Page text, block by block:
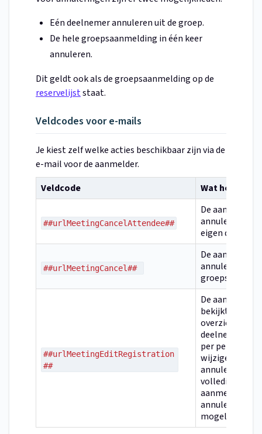
Eén deelnemer annuleren uit de groep.
De hele groepsaanmelding in één keer
annuleren.
Dit geldt ook als de groepsaanmelding op de
reservelijststaat.
Veldcodes voor e-mails
Je kiest zelf welke acties beschikbaar zijn via de
e-mail voor de aanmelder.
Veldcode
Wat het doet
##urlMeetingCancelAttendee##
De aanmelder
annuleert zijn
eigen
##urlMeetingCancel##
De aanmelder
annuleert de
##urlMeetingEditRegistration
##
De aanmelder
bekijkt een
overzicht van
deelnemers en
per persoon
wijzigen of
annuleren.
volledige
aanmelding
annuleren is
mogelijk.